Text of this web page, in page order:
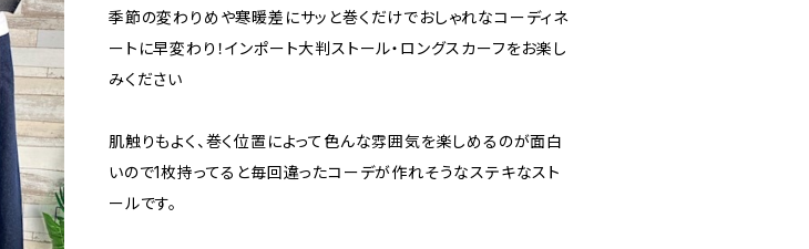
季節の変わりめや寒暖差にサッと巻くだけでおしゃれなコーディネ
ートに早変わり！インポート大判ストール・ロングスカーフをお楽し
みください
肌触りもよく、巻く位置によって色んな雰囲気を楽しめるのが面白
いので1枚持ってると毎回違ったコーデが作れそうなステキなスト
ールです。